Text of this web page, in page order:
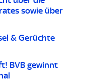
sowie über
& Gerüchte
BVB gewinnt